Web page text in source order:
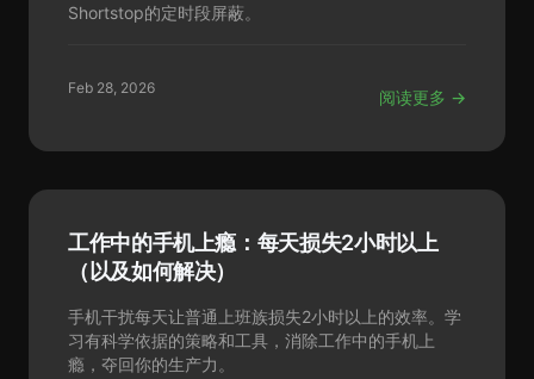
Shortstop的定时段屏蔽。
Feb 28, 2026 阅读更多 →
工作中的手机上瘾：每天损失2小时以上
（以及如何解决）
手机干扰每天让普通上班族损失2小时以上的效率。学
习有科学依据的策略和工具，消除工作中的手机上
瘾，夺回你的生产力。